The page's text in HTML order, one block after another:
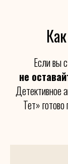
Если вы
не
Детективное
Тет»